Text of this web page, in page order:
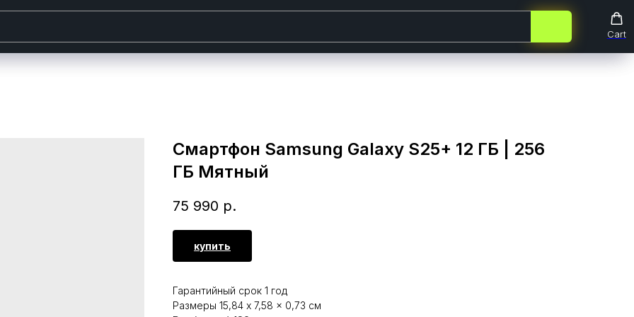
Cart
Cart
Смартфон Samsung Galaxy S25+ 12 ГБ | 256
ГБ Мятный
75 990 р.
купить
Гарантийный срок 1 год
Размеры 15,84 x 7,58 x 0,73 см